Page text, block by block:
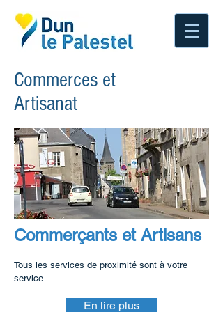
Commerces et
Artisanat
Commerçants et Artisans
Tous les services de proximité sont à votre
service ....
En lire plus